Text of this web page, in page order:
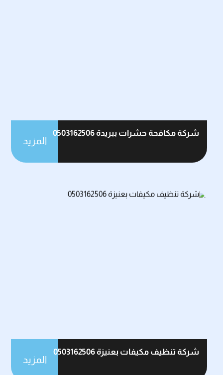
شركة مكافحة حشرات ببريدة 0503162506
المزيد
شركة تنظيف مكيفات بعنيزة 0503162506
المزيد